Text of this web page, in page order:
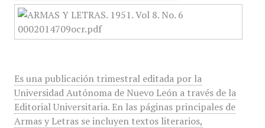
Es una publicación trimestral editada por la
Universidad Autónoma de Nuevo León a través de la
Editorial Universitaria. En las páginas principales de
Armas y Letras se incluyen textos literarios,